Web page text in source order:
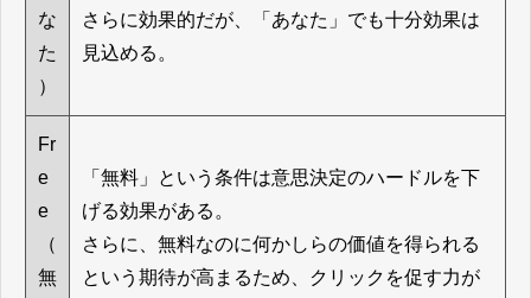
な
た
）
さらに効果的だが、「あなた」でも十分効果は
見込める。
Fr
e
e
（
無
「無料」という条件は意思決定のハードルを下
げる効果がある。
さらに、無料なのに何かしらの価値を得られる
という期待が高まるため、クリックを促す力が